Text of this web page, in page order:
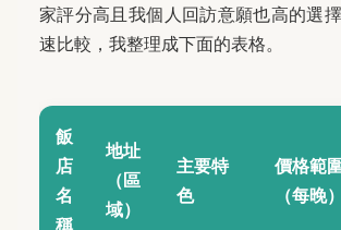
家評分高且我個人回訪意願也高的選
速比較，我整理成下面的表格。
飯
店
名
稱
地址
（區
域）
主要特
色
價格範
（每晚）